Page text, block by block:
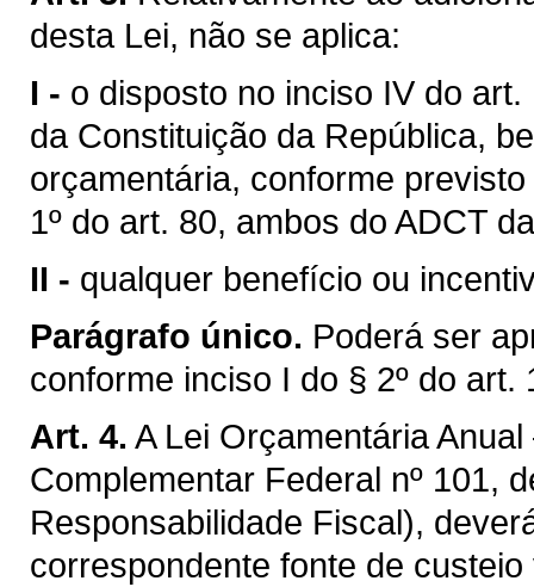
desta Lei, não se aplica:
I - o disposto no inciso IV do
da Constituição da República,
orçamentária, conforme
1º do art. 80, ambos do ADCT
II - qualquer benefício ou
Parágrafo único. Poderá ser
conforme inciso I do § 2º do
Art. 4. A Lei Orçamentária
Complementar Federal nº 101,
Responsabilidade Fiscal),
correspondente fonte de